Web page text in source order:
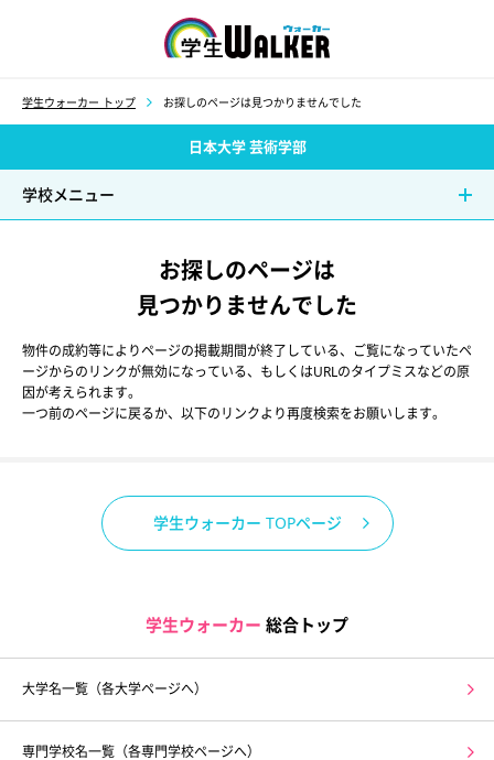
学生ウォーカー トップ お探しのページは見つかりませんでした
日本大学 芸術学部
学校メニュー
お探しのページは
見つかりませんでした
物件の成約等によりページの掲載期間が終了している、ご覧になっていたペ
ージからのリンクが無効になっている、もしくはURLのタイプミスなどの原
因が考えられます。
一つ前のページに戻るか、以下のリンクより再度検索をお願いします。
学生ウォーカー TOPページ
学生ウォーカー 総合トップ
大学名一覧（各大学ページへ）
専門学校名一覧（各専門学校ページへ）